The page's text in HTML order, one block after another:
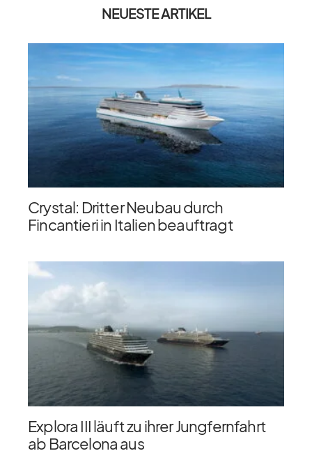
NEUESTE ARTIKEL
Crystal: Dritter Neubau durch
Fincantieri in Italien beauftragt
Explora III läuft zu ihrer Jungfernfahrt
ab Barcelona aus